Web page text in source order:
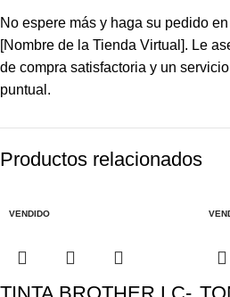
No espere más y haga su pedido
[Nombre de la Tienda Virtual]. Le
de compra satisfactoria y un
puntual.
Productos relacionados
VENDIDO